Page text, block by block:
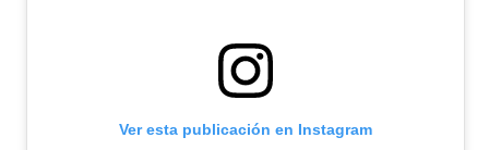
Ver esta publicación en Instagram